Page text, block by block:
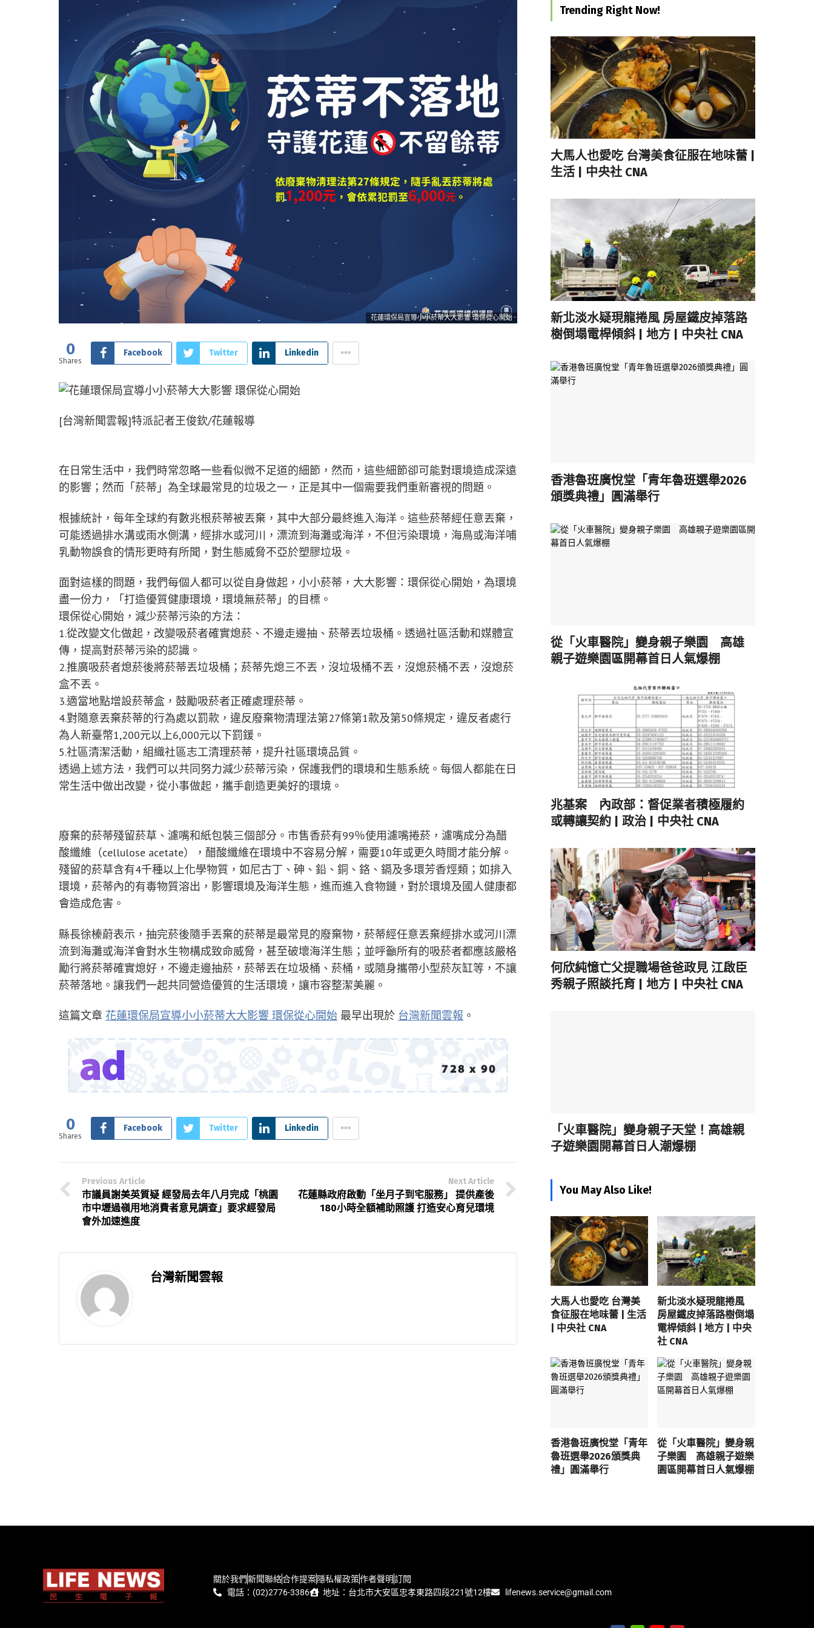
花蓮環保局宣導小小菸蒂大大影響 環保從心開始
0
Shares
Facebook Twitter Linkedin
[台灣新聞雲報]特派記者王俊欽/花蓮報導
在日常生活中，我們時常忽略一些看似微不足道的細節，然而，這些細節卻可能對環境造成深遠
的影響；然而「菸蒂」為全球最常見的垃圾之一，正是其中一個需要我們重新審視的問題。
根據統計，每年全球約有數兆根菸蒂被丟棄，其中大部分最終進入海洋。這些菸蒂經任意丟棄，
可能透過排水溝或雨水側溝，經排水或河川，漂流到海灘或海洋，不但污染環境，海鳥或海洋哺
乳動物誤食的情形更時有所聞，對生態威脅不亞於塑膠垃圾。
面對這樣的問題，我們每個人都可以從自身做起，小小菸蒂，大大影響：環保從心開始，為環境
盡一份力，「打造優質健康環境，環境無菸蒂」的目標。
環保從心開始，減少菸蒂污染的方法：
1.從改變文化做起，改變吸菸者確實熄菸、不邊走邊抽、菸蒂丟垃圾桶。透過社區活動和媒體宣
傳，提高對菸蒂污染的認識。
2.推廣吸菸者熄菸後將菸蒂丟垃圾桶；菸蒂先熄三不丟，沒垃圾桶不丟，沒熄菸桶不丟，沒熄菸
盒不丟。
3.適當地點增設菸蒂盒，鼓勵吸菸者正確處理菸蒂。
4.對隨意丟棄菸蒂的行為處以罰款，違反廢棄物清理法第27條第1款及第50條規定，違反者處行
為人新臺幣1,200元以上6,000元以下罰鍰。
5.社區清潔活動，組織社區志工清理菸蒂，提升社區環境品質。
透過上述方法，我們可以共同努力減少菸蒂污染，保護我們的環境和生態系統。每個人都能在日
常生活中做出改變，從小事做起，攜手創造更美好的環境。
廢棄的菸蒂殘留菸草、濾嘴和紙包裝三個部分。市售香菸有99％使用濾嘴捲菸，濾嘴成分為醋
酸纖維（cellulose acetate），醋酸纖維在環境中不容易分解，需要10年或更久時間才能分解。
殘留的菸草含有4千種以上化學物質，如尼古丁、砷、鉛、銅、鉻、鎘及多環芳香烴類；如排入
環境，菸蒂內的有毒物質溶出，影響環境及海洋生態，進而進入食物鏈，對於環境及國人健康都
會造成危害。
縣長徐榛蔚表示，抽完菸後隨手丟棄的菸蒂是最常見的廢棄物，菸蒂經任意丟棄經排水或河川漂
流到海灘或海洋會對水生物構成致命威脅，甚至破壞海洋生態；並呼籲所有的吸菸者都應該嚴格
勵行將菸蒂確實熄好，不邊走邊抽菸，菸蒂丟在垃圾桶、菸桶，或隨身攜帶小型菸灰缸等，不讓
菸蒂落地。讓我們一起共同營造優質的生活環境，讓市容整潔美麗。
這篇文章 花蓮環保局宣導小小菸蒂大大影響 環保從心開始 最早出現於 台灣新聞雲報 。
0
Shares
Facebook Twitter Linkedin
Previous Article
市議員謝美英質疑 經發局去年八月完成「桃園
市中壢過嶺用地消費者意見調查」要求經發局
會外加速進度
Next Article
花蓮縣政府啟動「坐月子到宅服務」 提供產後
180小時全額補助照護 打造安心育兒環境
台灣新聞雲報
Trending Right Now!
大馬人也愛吃 台灣美食征服在地味蕾 |
生活 | 中央社 CNA
新北淡水疑現龍捲風 房屋鐵皮掉落路
樹倒塌電桿傾斜 | 地方 | 中央社 CNA
香港魯班廣悅堂「青年魯班選舉2026
頒獎典禮」圓滿舉行
從「火車醫院」變身親子樂園 高雄
親子遊樂園區開幕首日人氣爆棚
兆基案 內政部：督促業者積極履約
或轉讓契約 | 政治 | 中央社 CNA
何欣純憶亡父提職場爸爸政見 江啟臣
秀親子照談托育 | 地方 | 中央社 CNA
「火車醫院」變身親子天堂！高雄親
子遊樂園開幕首日人潮爆棚
You May Also Like!
大馬人也愛吃 台灣美
食征服在地味蕾 | 生活
| 中央社 CNA
新北淡水疑現龍捲風
房屋鐵皮掉落路樹倒塌
電桿傾斜 | 地方 | 中央
社 CNA
香港魯班廣悅堂「青年
魯班選舉2026頒獎典
禮」圓滿舉行
從「火車醫院」變身親
子樂園 高雄親子遊樂
園區開幕首日人氣爆棚
關於我們新聞聯絡合作提案隱私權政策作者聲明訂閱
電話：(02)2776-3386
地址：台北市大安區忠孝東路四段221號12樓 lifenews.service@gmail.com